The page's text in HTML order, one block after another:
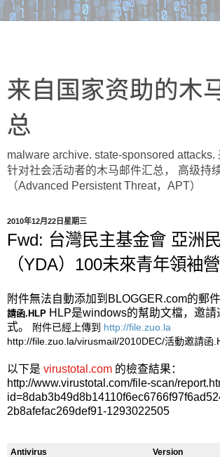
来自国家资助的木
总
malware archive. state-sponsored attacks.
针对社会活动者的木马邮件汇总， 高级持
（Advanced Persistent Threat，APT）
2010年12月22日星期三
Fwd: 台灣民主基金會 亞洲
（YDA）100未來青年領袖
附件無法自動添加到BLOGGER.com的郵
請函.HLP HLP是windows的幫助文檔，邀
式。
附件已經上傳到 http://file.zuo.la
http://file.zuo.la/virusmail/2010DEC/活動邀請函
以下是 virustotal.com 的檢查結果：
http://www.virustotal.com/file-scan/
2b8afefac269def91-1293022505
Antivirus Version